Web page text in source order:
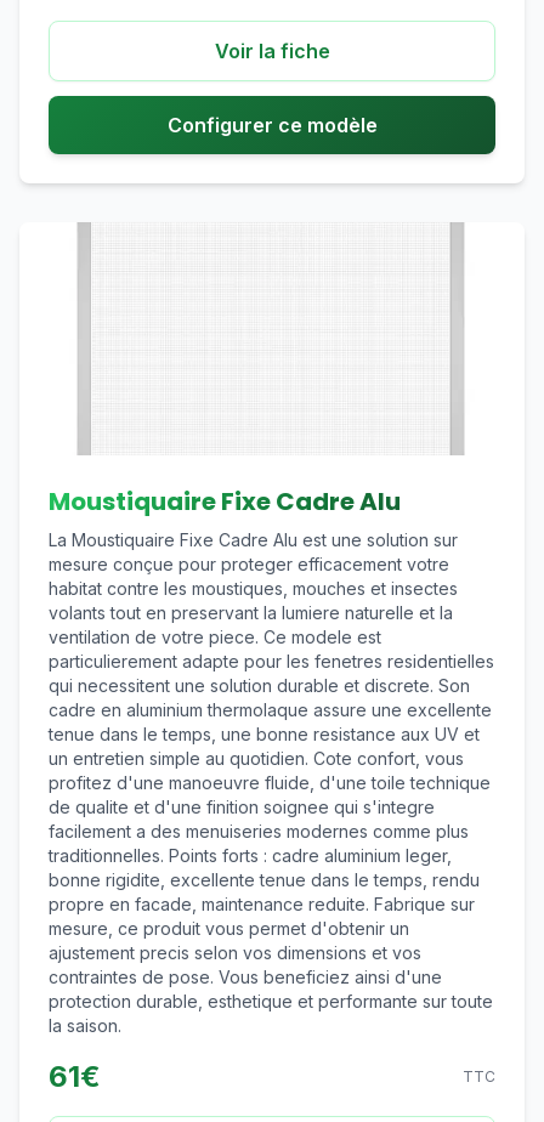
Voir la fiche
Configurer ce modèle
Moustiquaire Fixe Cadre Alu
La Moustiquaire Fixe Cadre Alu est une solution sur
mesure conçue pour proteger efficacement votre
habitat contre les moustiques, mouches et insectes
volants tout en preservant la lumiere naturelle et la
ventilation de votre piece. Ce modele est
particulierement adapte pour les fenetres residentielles
qui necessitent une solution durable et discrete. Son
cadre en aluminium thermolaque assure une excellente
tenue dans le temps, une bonne resistance aux UV et
un entretien simple au quotidien. Cote confort, vous
profitez d'une manoeuvre fluide, d'une toile technique
de qualite et d'une finition soignee qui s'integre
facilement a des menuiseries modernes comme plus
traditionnelles. Points forts : cadre aluminium leger,
bonne rigidite, excellente tenue dans le temps, rendu
propre en facade, maintenance reduite. Fabrique sur
mesure, ce produit vous permet d'obtenir un
ajustement precis selon vos dimensions et vos
contraintes de pose. Vous beneficiez ainsi d'une
protection durable, esthetique et performante sur toute
la saison.
61€ TTC